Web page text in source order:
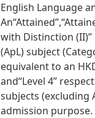
English Language
with Distinction (II)”
(ApL) subject
equivalent to an
and“Level 4”
subjects (excluding
admission purpose.